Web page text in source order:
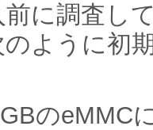
に調査し
ように初
のeMMC